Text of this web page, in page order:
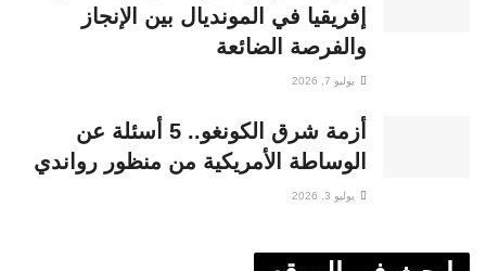
إفريقيا في المونديال بين الإنجاز
والفرصة الضائعة
يوليو 7, 2026
أزمة شرق الكونغو.. 5 أسئلة عن
الوساطة الأمريكية من منظور رواندي
يوليو 3, 2026